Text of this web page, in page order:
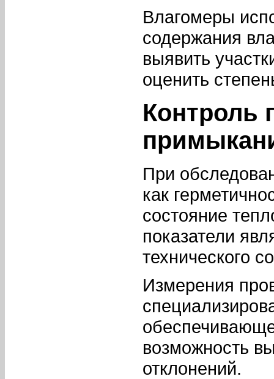
Влагомеры
содержания
выявить
оценить
Контроль
При
как
состояние
показатели
технического
Измерения
возможность
отклонений.